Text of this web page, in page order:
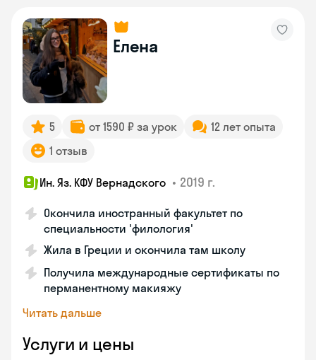
Елена
5 от 1590 ₽ за урок
12 лет опыта
1 отзыв
Ин. Яз. КФУ Вернадского • 2019 г.
Окончила иностранный факультет по
специальности 'филология'
Жила в Греции и окончила там школу
Получила международные сертификаты по
перманентному макияжу
Читать дальше
Услуги и цены